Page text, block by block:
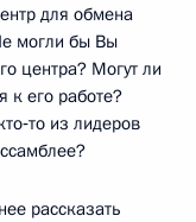
для обмена
могли бы Вы
центра? Могут ли
к его работе?
из лидеров
рассказать